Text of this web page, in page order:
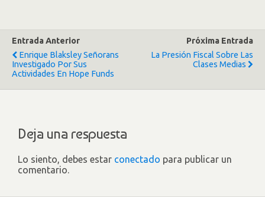
Entrada Anterior
Enrique Blaksley Señorans
Investigado Por Sus
Actividades En Hope Funds
Próxima Entrada
La Presión Fiscal Sobre Las
Clases Medias
Deja una respuesta
Lo siento, debes estar conectado para publicar un
comentario.